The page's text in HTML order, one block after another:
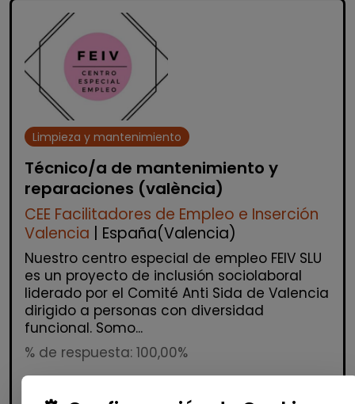
Limpieza y mantenimiento
Técnico/a de mantenimiento y
reparaciones (valència)
CEE Facilitadores de Empleo e Inserción
Valencia | España(Valencia)
Nuestro centro especial de empleo FEIV SLU
es un proyecto de inclusión sociolaboral
liderado por el Comité Anti Sida de Valencia
dirigido a personas con diversidad
funcional. Somo...
% de respuesta: 100,00%